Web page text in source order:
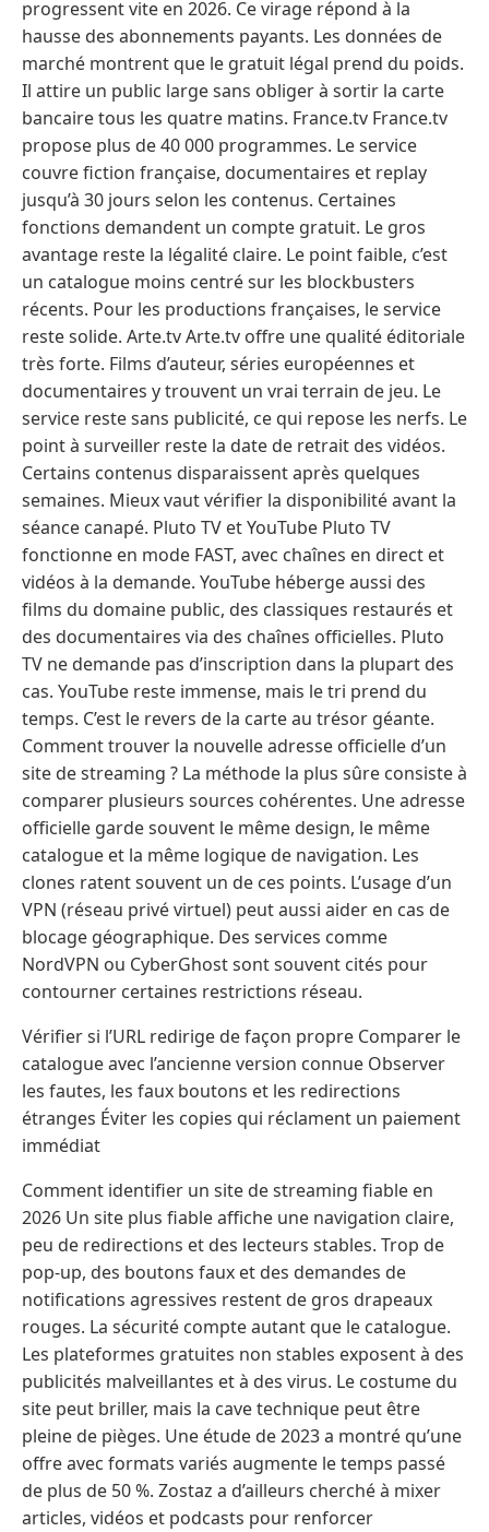
progressent vite en 2026. Ce virage répond à la
hausse des abonnements payants. Les données de
marché montrent que le gratuit légal prend du poids.
Il attire un public large sans obliger à sortir la carte
bancaire tous les quatre matins. France.tv France.tv
propose plus de 40 000 programmes. Le service
couvre fiction française, documentaires et replay
jusqu’à 30 jours selon les contenus. Certaines
fonctions demandent un compte gratuit. Le gros
avantage reste la légalité claire. Le point faible, c’est
un catalogue moins centré sur les blockbusters
récents. Pour les productions françaises, le service
reste solide. Arte.tv Arte.tv offre une qualité éditoriale
très forte. Films d’auteur, séries européennes et
documentaires y trouvent un vrai terrain de jeu. Le
service reste sans publicité, ce qui repose les nerfs. Le
point à surveiller reste la date de retrait des vidéos.
Certains contenus disparaissent après quelques
semaines. Mieux vaut vérifier la disponibilité avant la
séance canapé. Pluto TV et YouTube Pluto TV
fonctionne en mode FAST, avec chaînes en direct et
vidéos à la demande. YouTube héberge aussi des
films du domaine public, des classiques restaurés et
des documentaires via des chaînes officielles. Pluto
TV ne demande pas d’inscription dans la plupart des
cas. YouTube reste immense, mais le tri prend du
temps. C’est le revers de la carte au trésor géante.
Comment trouver la nouvelle adresse officielle d’un
site de streaming ? La méthode la plus sûre consiste à
comparer plusieurs sources cohérentes. Une adresse
officielle garde souvent le même design, le même
catalogue et la même logique de navigation. Les
clones ratent souvent un de ces points. L’usage d’un
VPN (réseau privé virtuel) peut aussi aider en cas de
blocage géographique. Des services comme
NordVPN ou CyberGhost sont souvent cités pour
contourner certaines restrictions réseau.
Vérifier si l’URL redirige de façon propre Comparer le
catalogue avec l’ancienne version connue Observer
les fautes, les faux boutons et les redirections
étranges Éviter les copies qui réclament un paiement
immédiat
Comment identifier un site de streaming fiable en
2026 Un site plus fiable affiche une navigation claire,
peu de redirections et des lecteurs stables. Trop de
pop-up, des boutons faux et des demandes de
notifications agressives restent de gros drapeaux
rouges. La sécurité compte autant que le catalogue.
Les plateformes gratuites non stables exposent à des
publicités malveillantes et à des virus. Le costume du
site peut briller, mais la cave technique peut être
pleine de pièges. Une étude de 2023 a montré qu’une
offre avec formats variés augmente le temps passé
de plus de 50 %. Zostaz a d’ailleurs cherché à mixer
articles, vidéos et podcasts pour renforcer